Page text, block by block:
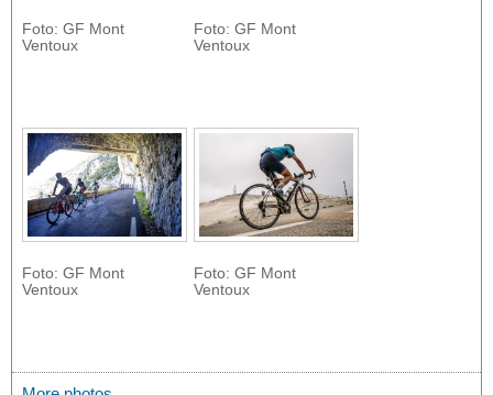
Foto: GF Mont
Ventoux
Foto: GF Mont
Ventoux
Foto: GF Mont
Ventoux
Foto: GF Mont
Ventoux